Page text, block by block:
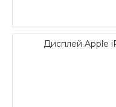
Дисплей Apple